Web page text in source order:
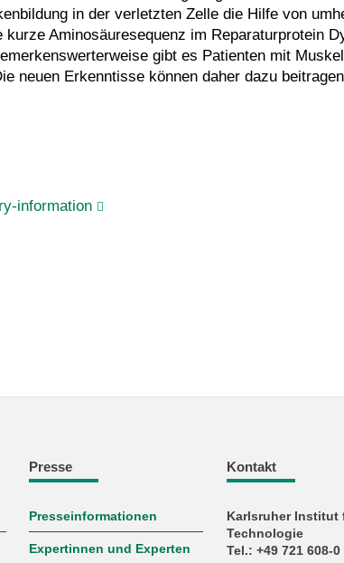
in der verletzten Zelle die Hilfe von
Aminosäuresequenz im Reparaturprotein
gibt es Patienten mit
neuen Erkenntisse können daher dazu
information
Presse
Presseinformationen
Expertinnen und Experten
Kontakt
Karlsruher Institut
Technologie
Tel.: +49 721 608-0